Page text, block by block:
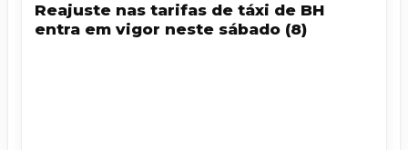
Reajuste nas tarifas de táxi de BH
entra em vigor neste sábado (8)